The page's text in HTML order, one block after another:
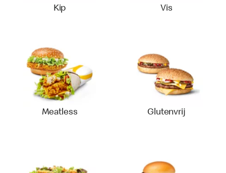
Kip Vis
Meatless Glutenvrij